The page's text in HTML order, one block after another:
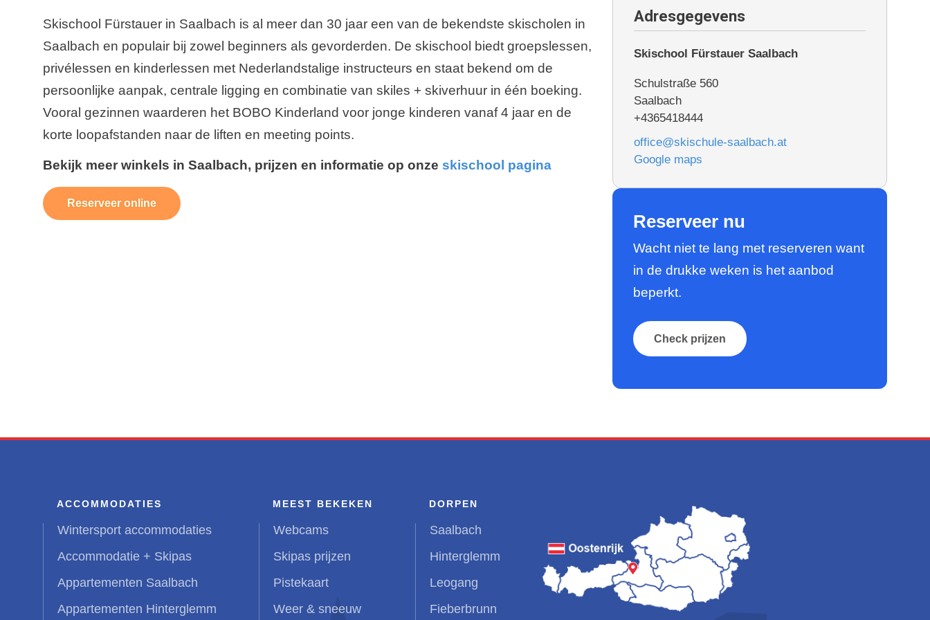
Skischool Fürstauer in Saalbach is al meer dan 30 jaar een van de bekendste skischolen in
Saalbach en populair bij zowel beginners als gevorderden. De skischool biedt groepslessen,
privélessen en kinderlessen met Nederlandstalige instructeurs en staat bekend om de
persoonlijke aanpak, centrale ligging en combinatie van skiles + skiverhuur in één boeking.
Vooral gezinnen waarderen het BOBO Kinderland voor jonge kinderen vanaf 4 jaar en de
korte loopafstanden naar de liften en meeting points.
Bekijk meer winkels in Saalbach, prijzen en informatie op onze skischool pagina
Reserveer online
Adresgegevens
Skischool Fürstauer Saalbach
Schulstraße 560
Saalbach
+4365418444
office@skischule-saalbach.at
Google maps
Reserveer nu
Wacht niet te lang met reserveren want
in de drukke weken is het aanbod
beperkt.
Check prijzen
ACCOMMODATIES
Wintersport accommodaties
Accommodatie + Skipas
Appartementen Saalbach
Appartementen Hinterglemm
MEEST BEKEKEN
Webcams
Skipas prijzen
Pistekaart
Weer & sneeuw
DORPEN
Saalbach
Hinterglemm
Leogang
Fieberbrunn